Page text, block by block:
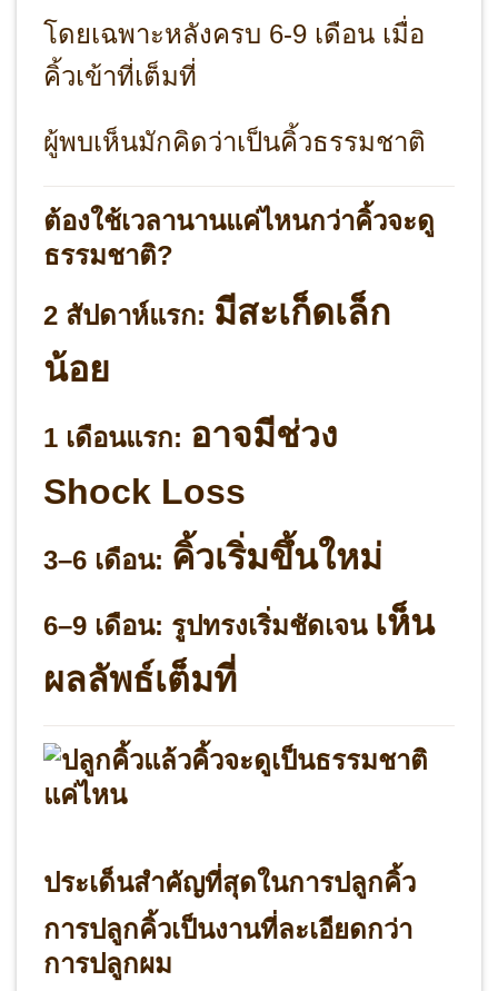
โดยเฉพาะหลังครบ 6-9 เดือน เมื่อ
คิ้วเข้าที่เต็มที่
ผู้พบเห็นมักคิดว่าเป็นคิ้วธรรมชาติ
ต้องใช้เวลานานแค่ไหนกว่าคิ้วจะดู
ธรรมชาติ?
2 สัปดาห์แรก: มีสะเก็ดเล็ก
น้อย
1 เดือนแรก: อาจมีช่วง
Shock Loss
3–6 เดือน: คิ้วเริ่มขึ้นใหม่
6–9 เดือน: รูปทรงเริ่มชัดเจน เห็น
ผลลัพธ์เต็มที่
ประเด็นสำคัญที่สุดในการปลูกคิ้ว
การปลูกคิ้วเป็นงานที่ละเอียดกว่า
การปลูกผม